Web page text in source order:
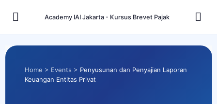
Academy IAI Jakarta - Kursus Brevet Pajak
Home > Events > Penyusunan dan Penyajian Laporan
Keuangan Entitas Privat